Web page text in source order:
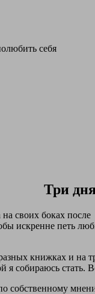
себя
Три
своих боках
искренне петь
книжках и на
собираюсь стать.
собственному